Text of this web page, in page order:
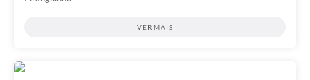
VER MAIS